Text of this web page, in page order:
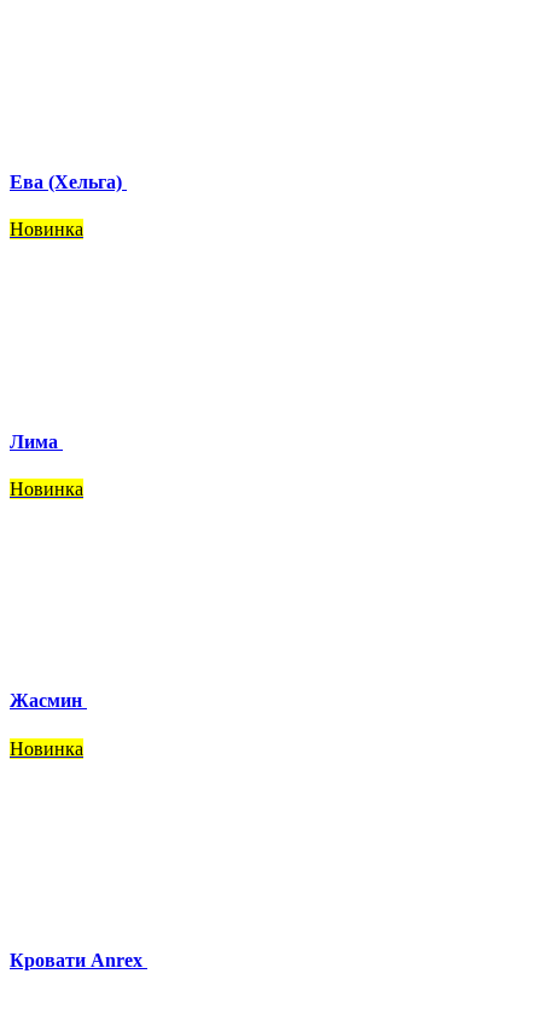
Ева (Хельга)
Новинка
Лима
Новинка
Жасмин
Новинка
Кровати Anrex